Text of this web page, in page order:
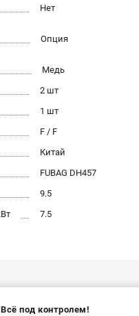
Нет
Опция
Медь
2 шт
1 шт
F / F
Китай
FUBAG DH457
9.5
7.5
Всё под контролем!